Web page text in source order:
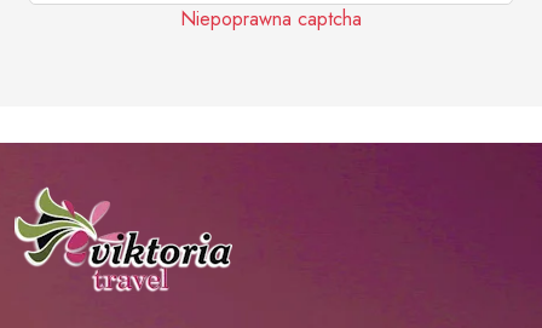
Niepoprawna captcha